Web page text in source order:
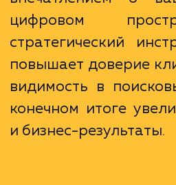
Управление
(SERM) не просто
впечатлением